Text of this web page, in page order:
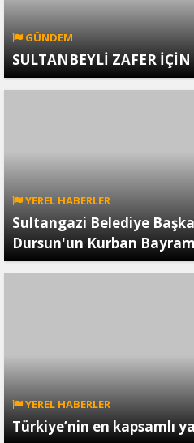
GÜNDEM
SULTANBEYLİ ZAFER İÇİN
YEREL HABERLER
Sultangazi Belediye
Dursun'un Kurban
YEREL HABERLER
Türkiye’nin en kapsamlı